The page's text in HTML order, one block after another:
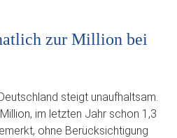
zur Million bei
steigt unaufhaltsam.
im letzten Jahr schon 1,3
ohne Berücksichtigung